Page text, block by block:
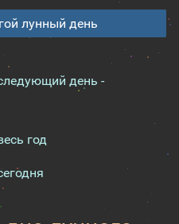
лунный день
день -
год